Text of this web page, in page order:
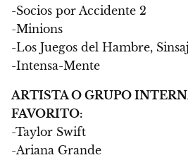
-Socios por Accidente 2
-Minions
-Los Juegos del Hambre,
-Intensa-Mente
ARTISTA O GRUPO
FAVORITO:
-Taylor Swift
-Ariana Grande